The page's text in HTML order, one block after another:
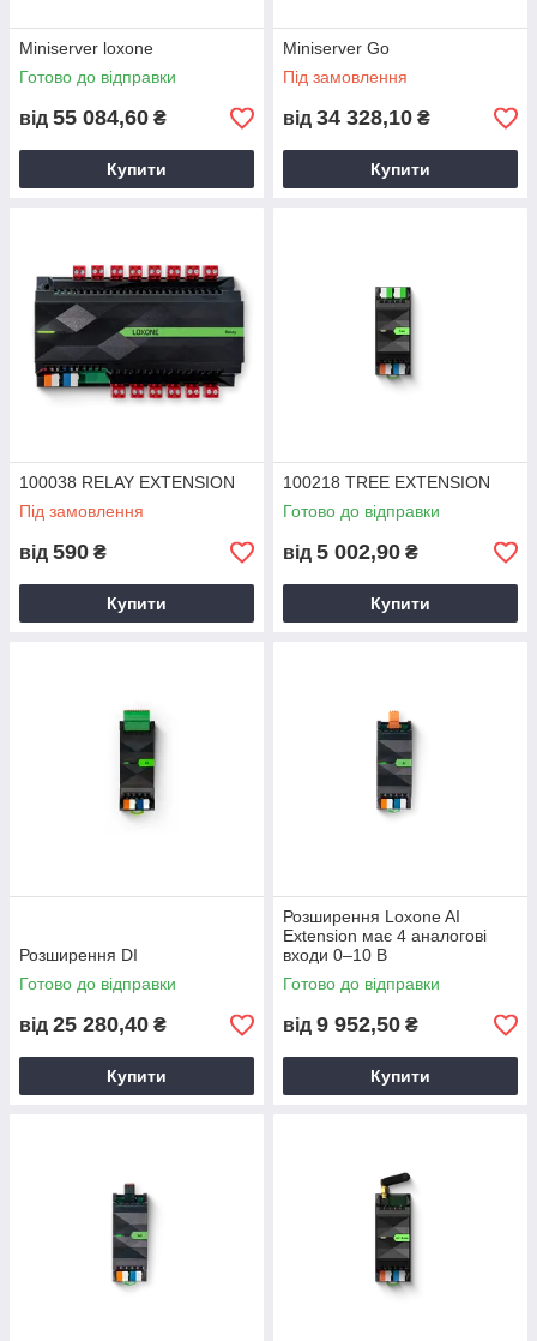
Miniserver loxone
Готово до відправки
від 55 084,60 ₴
Купити
Miniserver Go
Під замовлення
від 34 328,10 ₴
Купити
100038 RELAY EXTENSION
Під замовлення
від 590 ₴
Купити
100218 TREE EXTENSION
Готово до відправки
від 5 002,90 ₴
Купити
Розширення DI
Готово до відправки
від 25 280,40 ₴
Купити
Розширення Loxone AI
Extension має 4 аналогові
входи 0–10 В
Готово до відправки
від 9 952,50 ₴
Купити